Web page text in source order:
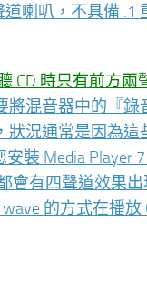
喇叭，不具備 .1
CD 時只有前方兩
將混音器中的『
狀況通常是因為
裝 Media
有四聲道效果
的方式在播